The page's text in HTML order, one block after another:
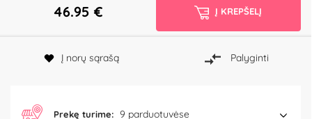
46.95 € Į KREPŠELĮ
Į norų sąrašą Palyginti
Prekę turime: 9 parduotuvėse